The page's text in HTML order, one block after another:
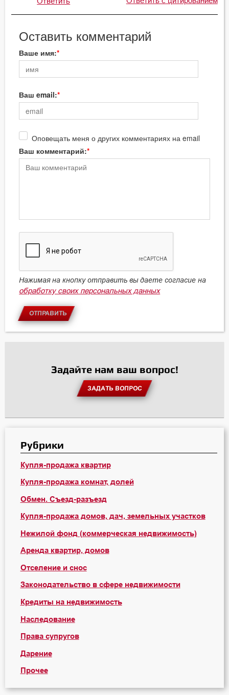
Оставить комментарий
Ваше имя:
Ваш email:
Оповещать меня о других комментариях на email
Ваш комментарий:
Нажимая на кнопку отправить вы даете согласие на
обработку своих персональных данных
ОТПРАВИТЬ
Задайте нам ваш вопрос!
ЗАДАТЬ ВОПРОС
Рубрики
Купля-продажа квартир
Купля-продажа комнат, долей
Обмен. Съезд-разъезд
Купля-продажа домов, дач, земельных участков
Нежилой фонд (коммерческая недвижимость)
Аренда квартир, домов
Отселение и снос
Законодательство в сфере недвижимости
Кредиты на недвижимость
Наследование
Права супругов
Дарение
Прочее